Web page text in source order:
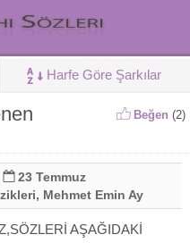
Harfe Göre Şarkılar
Beğen (2)
23 Temmuz
, Mehmet Emin Ay
AŞAĞIDAKİ